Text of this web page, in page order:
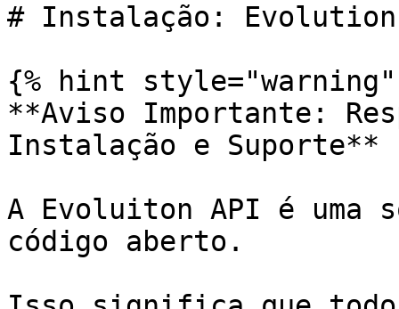
# Instalação:
{% hint style="warning"
**Aviso Importante:
Instalação e Suporte**
A Evoluiton API é uma
código aberto.